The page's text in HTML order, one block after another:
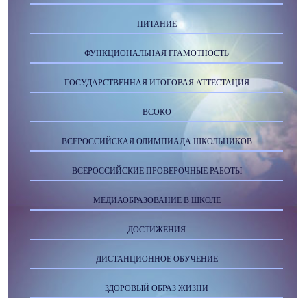
ПИТАНИЕ
ФУНКЦИОНАЛЬНАЯ ГРАМОТНОСТЬ
ГОСУДАРСТВЕННАЯ ИТОГОВАЯ АТТЕСТАЦИЯ
ВСОКО
ВСЕРОССИЙСКАЯ ОЛИМПИАДА ШКОЛЬНИКОВ
ВСЕРОССИЙСКИЕ ПРОВЕРОЧНЫЕ РАБОТЫ
МЕДИАОБРАЗОВАНИЕ В ШКОЛЕ
ДОСТИЖЕНИЯ
ДИСТАНЦИОННОЕ ОБУЧЕНИЕ
ЗДОРОВЫЙ ОБРАЗ ЖИЗНИ